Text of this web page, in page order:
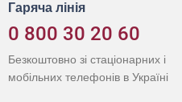
Гаряча лінія
0 800 30 20 60
Безкоштовно зі стаціонарних і
мобільних телефонів в Україні